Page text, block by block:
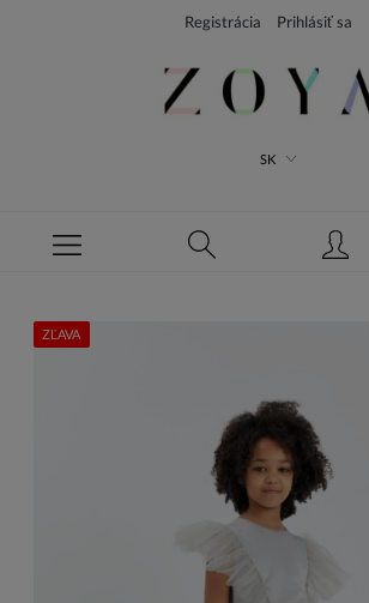
Registrácia Prihlásiť sa
SK
ZĽAVA